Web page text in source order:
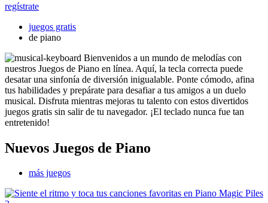
regístrate
juegos gratis
de piano
Bienvenidos a un mundo de melodías con
nuestros Juegos de Piano en línea. Aquí, la tecla correcta puede
desatar una sinfonía de diversión inigualable. Ponte cómodo, afina
tus habilidades y prepárate para desafiar a tus amigos a un duelo
musical. Disfruta mientras mejoras tu talento con estos divertidos
juegos gratis sin salir de tu navegador. ¡El teclado nunca fue tan
entretenido!
Nuevos Juegos de Piano
más juegos